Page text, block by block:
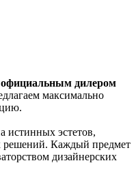
официальным дилером
максимально
истинных эстетов,
решений. Каждый предмет
дизайнерских